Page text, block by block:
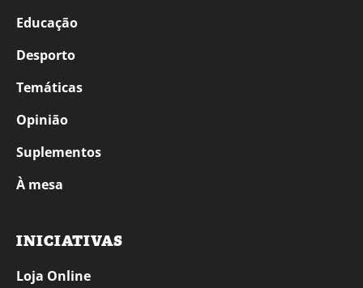
Educação
Desporto
Temáticas
Opinião
Suplementos
À mesa
INICIATIVAS
Loja Online